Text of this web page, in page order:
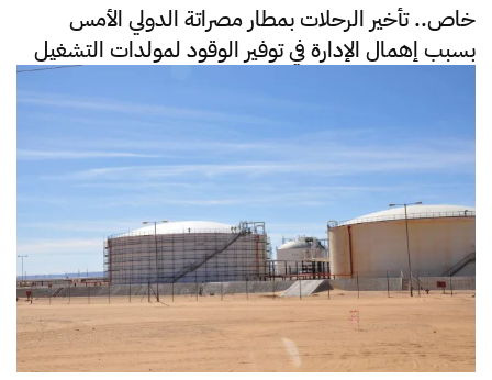
خاص.. تأخير الرحلات بمطار مصراتة الدولي الأمس
بسبب إهمال الإدارة في توفير الوقود لمولدات التشغيل